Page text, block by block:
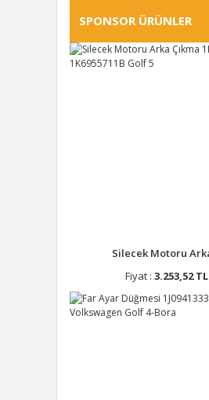
SPONSOR ÜRÜNLER
Silecek Motoru
Fiyat : 3.253,52 TL